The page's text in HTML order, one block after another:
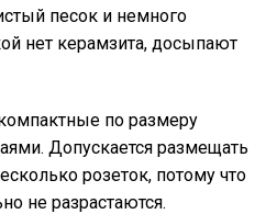
песок и немного
нет керамзита, досыпают
по размеру
Допускается размещать
розеток, потому что
не разрастаются.